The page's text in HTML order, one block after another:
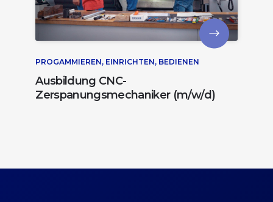
PROGAMMIEREN, EINRICHTEN, BEDIENEN
Ausbildung CNC-
Zerspanungsmechaniker (m/w/d)